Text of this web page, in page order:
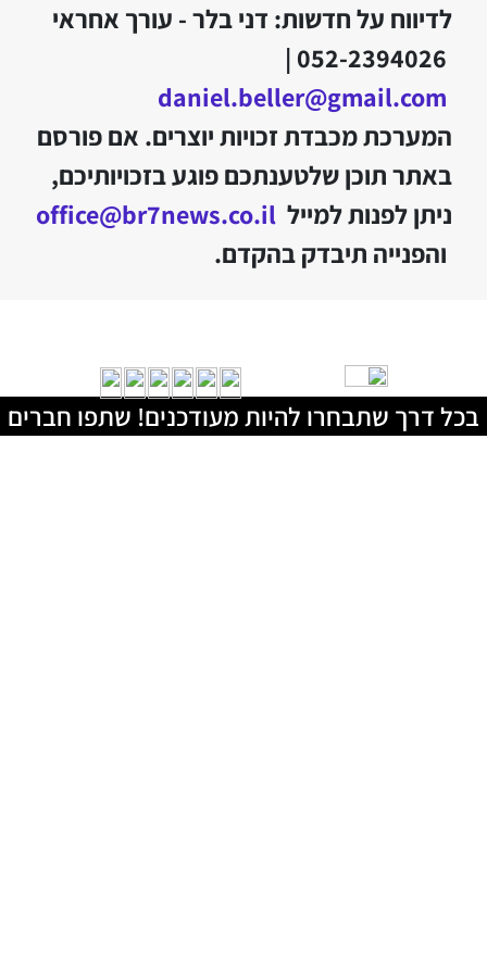
לדיווח על חדשות: דני בלר - עורך אחראי
052-2394026 |
daniel.beller@gmail.com
המערכת מכבדת זכויות יוצרים. אם פורסם
באתר תוכן שלטענתכם פוגע בזכויותיכם,
ניתן לפנות למייל office@br7news.co.il
והפנייה תיבדק בהקדם.
בכל דרך שתבחרו להיות מעודכנים! שתפו חברים